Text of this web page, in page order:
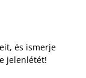
és ismerje
jelenlétét!